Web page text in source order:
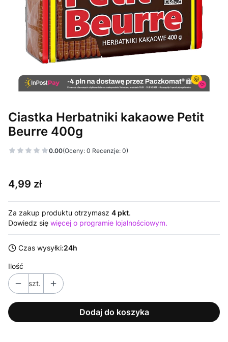
Ciastka Herbatniki kakaowe Petit
Beurre 400g
0.00(Oceny: 0 Recenzje: 0)
Cena
4,99 zł
Za zakup produktu otrzymasz 4 pkt.
Dowiedz się więcej o programie lojalnościowym.
Czas wysyłki:24h
Ilość
szt.
Dodaj do koszyka